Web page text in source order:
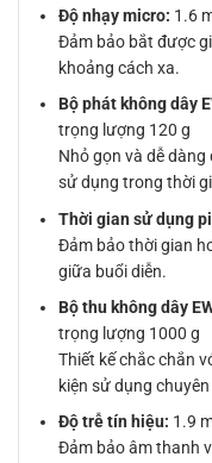
Độ nhạy micro: 1.6
Đảm bảo bắt được
khoảng cách xa.
Bộ phát không dây
trọng lượng 120 g
Nhỏ gọn và dễ
sử dụng trong thời
Thời gian sử dụng
Đảm bảo thời gian
giữa buổi diễn.
Bộ thu không dây
trọng lượng 1000 g
Thiết kế chắc chắn
kiện sử dụng
Độ trễ tín hiệu: 1.9
Đảm bảo âm thanh